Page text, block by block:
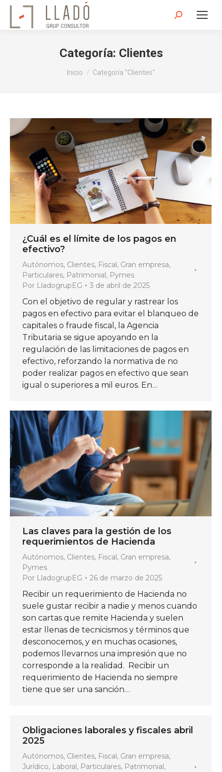
Buscar:
Categoría: Clientes
Estás aquí:
Inicio Categoría "Clientes"
¿Cuál es el límite de los pagos en
efectivo?
Autónomos, Clientes, Fiscal, Gran empresa,
Particulares, Patrimonial, Pymes
Por LladogrupEG 3 de abril de 2025
Con el objetivo de regular y rastrear los
pagos en efectivo para evitar el blanqueo de
capitales o fraude fiscal, la Agencia
Tributaria se sigue apoyando en la
regulación de las limitaciones de pagos en
efectivo, reforzando la normativa de no
poder realizar pagos en efectivo que sean
igual o superiores a mil euros. En…
Las claves para la gestión de los
requerimientos de Hacienda
Autónomos, Clientes, Fiscal, Gran empresa,
Pymes
Por LladogrupEG 26 de marzo de 2025
Recibir un requerimiento de Hacienda no
suele gustar recibir a nadie y menos cuando
son cartas que remite Hacienda y suelen
estar llenas de tecnicismos y términos que
desconocemos, y en muchas ocasiones,
podemos llevarnos una impresión que no
corresponde a la realidad. Recibir un
requerimiento de Hacienda no siempre
tiene que ser una sanción…
Obligaciones laborales y fiscales abril
2025
Autónomos, Clientes, Fiscal, Gran empresa,
Jurídico, Laboral, Particulares, Patrimonial,